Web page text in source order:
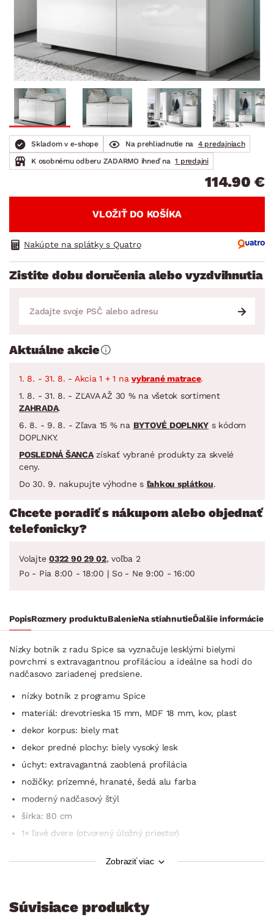
Skladom v e-shope Na prehliadnutie na
4 predajniach
K osobnému odberu ZADARMO ihneď na 1 predajni
114.90 €
VLOŽIŤ DO KOŠÍKA
Nakúpte na splátky s Quatro
Zistite dobu doručenia alebo vyzdvihnutia
Aktuálne akcie
1. 8. - 31. 8. - Akcia 1 + 1 na vybrané matrace.
1. 8. - 31. 8. - ZĽAVA AŽ 30 % na všetok sortiment
ZAHRADA.
6. 8. - 9. 8. - Zľava 15 % na BYTOVÉ DOPLNKY s kódom
DOPLNKY.
POSLEDNÁ ŠANCAzískať vybrané produkty za skvelé
ceny.
Do 30. 9. nakupujte výhodne s ľahkou splátkou.
Chcete poradiť s nákupom alebo objednať
telefonicky?
Volajte 0322 90 29 02, voľba 2
Po - Pia 8:00 - 18:00 | So - Ne 9:00 - 16:00
PopisRozmery produktuBalenieNa stiahnutieĎalšie informácie
Nízky botník z radu Spice sa vyznačuje lesklými bielymi
povrchmi s extravagantnou profiláciou a ideálne sa hodí do
nadčasovo zariadenej predsiene.
nízky botník z programu Spice
materiál: drevotrieska 15 mm, MDF 18 mm, kov, plast
dekor korpus: biely mat
dekor predné plochy: biely vysoký lesk
úchyt: extravagantná zaoblená profilácia
nožičky: prízemné, hranaté, šedá alu farba
moderný nadčasový štýl
šírka: 80 cm
1× ľavé dvere (otvorený úložný priestor)
odporúčaná nosnosť hornej plochy do 50 kg
Zobraziť viac
Súvisiace produkty